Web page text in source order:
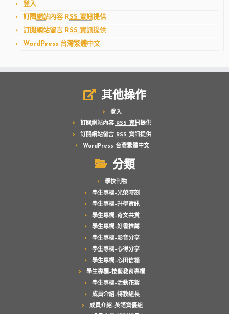
登入
訂閱網站內容 RSS 資訊提供
訂閱網站留言 RSS 資訊提供
WordPress 台灣繁體中文
其他操作
登入
訂閱網站內容 RSS 資訊提供
訂閱網站留言 RSS 資訊提供
WordPress 台灣繁體中文
分類
學校刊物
學生專欄–光榮時刻
學生專欄–升學資訊
學生專欄–奇文共賞
學生專欄–好書推薦
學生專欄–影音分享
學生專欄–心得分享
學生專欄–心田信箱
學生專欄–技藝教育專欄
學生專欄–活動花絮
成員介紹–特教組長
成員介紹–英語資優組